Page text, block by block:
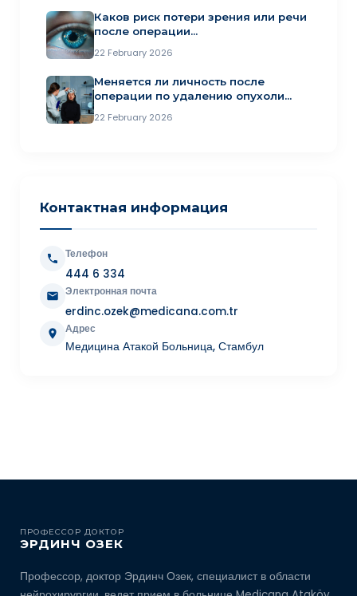
Каков риск потери зрения или речи
после операции…
22 February 2026
Меняется ли личность после
операции по удалению опухоли…
22 February 2026
Контактная информация
Телефон
444 6 334
Электронная почта
erdinc.ozek@medicana.com.tr
Адрес
Медицина Атакой Больница, Стамбул
ПРОФЕССОР ДОКТОР
ЭРДИНЧ ОЗЕК
Профессор, доктор Эрдинч Озек, специалист в области